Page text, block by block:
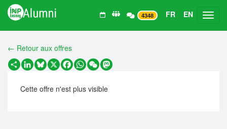
4348 FR EN
← Retour aux offres
PartagerLinkedIn
Bluesky
X Facebook
WhatsApp
WeChatMastodon
Cette offre n'est plus visible